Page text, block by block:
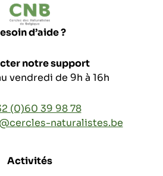
d’aide ?
notre support
vendredi de 9h à 16h
(0)60 39 98 78
naturalistes.be
Activités